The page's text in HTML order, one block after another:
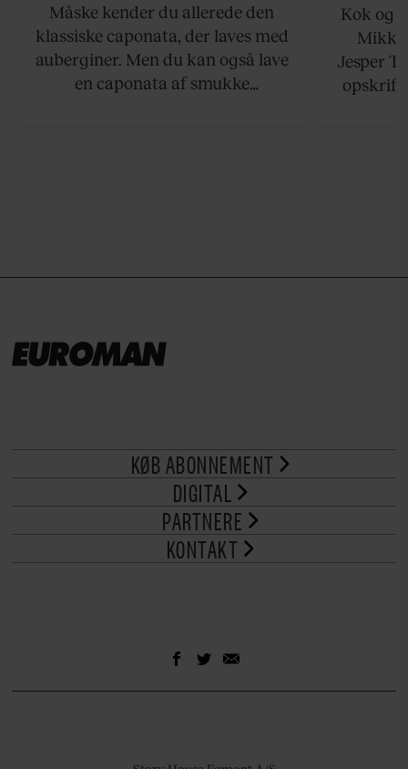
Måske kender du allerede den
klassiske caponata, der laves med
auberginer. Men du kan også lave
en caponata af smukke
Kok og
Jesper
opskrift
KØB ABONNEMENT
DIGITAL
PARTNERE
KONTAKT